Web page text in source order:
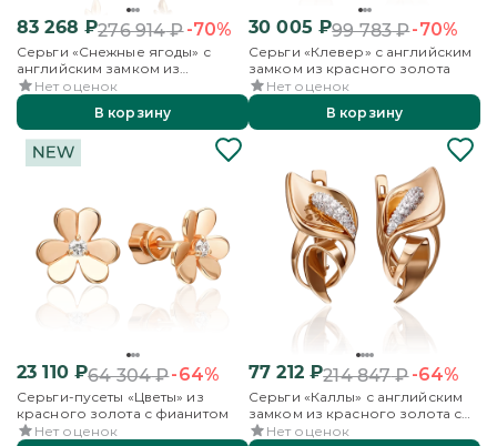
83 268 ₽276 914₽-70%
Серьги «Снежные ягоды» с
английским замком из
красного золота с жемчугом
культивированным и
фианитами
Нет оценок
В корзину
30 005 ₽99 783₽-70%
Серьги «Клевер» с английским
замком из красного золота
Нет оценок
В корзину
23 110₽64 304₽-64%
Серьги-пусеты «Цветы» из
красного золота с фианитом
Нет оценок
77 212₽214 847₽-64%
Серьги «Каллы» с английским
замком из красного золота с
фианитами
Нет оценок